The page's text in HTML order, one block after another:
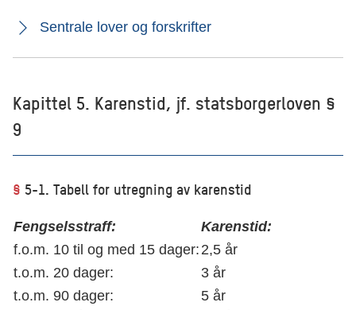
Sentrale lover og forskrifter
Kapittel 5. Karenstid, jf. statsborgerloven §
9
§ 5-1. Tabell for utregning av karenstid
Fengselsstraff:
Karenstid:
f.o.m. 10 til og med 15 dager: 2,5 år
t.o.m. 20 dager:
3 år
t.o.m. 90 dager:
5 år